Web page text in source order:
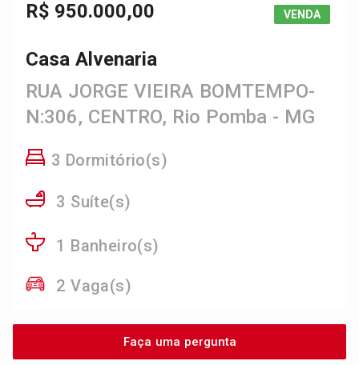
R$ 950.000,00 VENDA
Casa Alvenaria
RUA JORGE VIEIRA BOMTEMPO-
N:306, CENTRO, Rio Pomba - MG
3 Dormitório(s)
3 Suíte(s)
1 Banheiro(s)
2 Vaga(s)
Faça uma pergunta